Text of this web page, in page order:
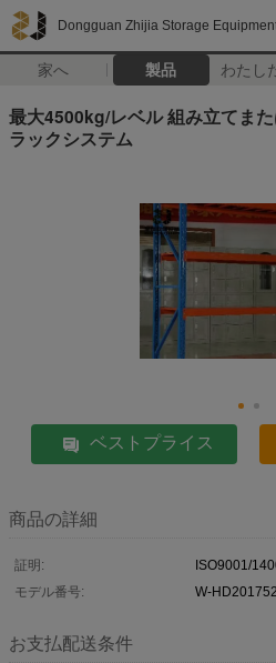
Dongguan Zhijia Storage
家へ 製品 わたし
最大4500kg/レベル 組み立てま
ラックシステム
ベストプライス
商品の詳細
証明:
ISO9001/
モデル番号:
W-
お支払配送条件